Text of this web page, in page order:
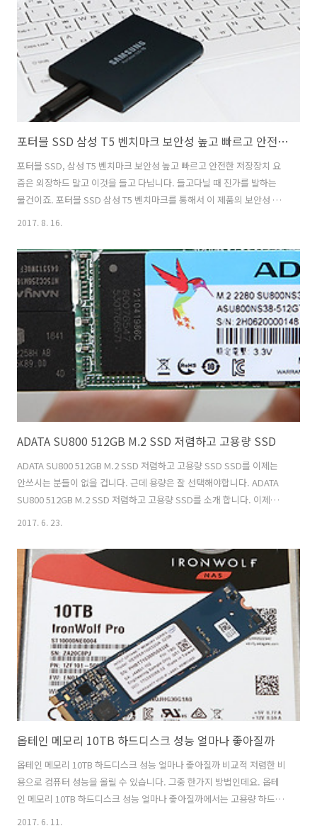
이 사용되었지만 요즘은..
포터블 SSD 삼성 T5 벤치마크 보안성 높고 빠르고 안전한 저장장치
포터블 SSD, 삼성 T5 벤치마크 보안성 높고 빠르고 안전한 저장장치 요
즘은 외장하드 말고 이것을 들고 다닙니다. 들고다닐 때 진가를 발하는
물건이죠. 포터블 SSD 삼성 T5 벤치마크를 통해서 이 제품의 보안성 높
고 빠르고 안전한 저장장치의 매력을 보여드릴까 합니다. 포트블 SSD는
웨어로 볼 수 있습니다. 이 제품은 540MB/sec 이상의 높은 전송속도와
AES 256-bit의 높은 보안성을 지원 합니다. 암호를 설정할 수 있어서 암
호를 모르는 사용자는 안에 있는 데이터를 볼 수 없도록 하는 기능도 제
공을 합니다. 이 제품은 윈도우 운영체제는 물론 맥과 안드로이드 스마트
폰에서도 사용할 수 있도록 디자인 되어 있습니다. 포터블 SS..
2017. 8. 16.
ADATA SU800 512GB M.2 SSD 저렴하고 고용량 SSD
ADATA SU800 512GB M.2 SSD 저렴하고 고용량 SSD SSD를 이제는
안쓰시는 분들이 없을 겁니다. 근데 용량은 잘 선택해야합니다. ADATA
SU800 512GB M.2 SSD 저렴하고 고용량 SSD를 소개 합니다. 이제는
는 유저들에게도 적당한 제품 입니다. SSD를 고르실 때 지금 쓰시는 C드
라이브의 사용공간을 고려하셔서 용량을 택하시는게 좋습니다. 무턱대
고 싼것만 구매하시면 좋지 않습니다. 새가 날고 있는 모습이 인상적인
제품 인데요. 이 제품은 M.2 SSD이고 내부인터페이스는 S-ATA3로 되어
있는 제품 입니다. ADATA SU80..
2017. 6. 23.
옵테인 메모리 10TB 하드디스크 성능 얼마나 좋아질까
옵테인 메모리 10TB 하드디스크 성능 얼마나 좋아질까 비교적 저렴한 비
용으로 컴퓨터 성능을 올릴 수 있습니다. 그중 한가지 방법인데요. 옵테
인 메모리 10TB 하드디스크 성능 얼마나 좋아질까에서는 고용량 하드디
스크를 사용하는 유저가 성능을 올리는 방법을 설명 합니다. 옵테인 메모
2017. 6. 11.